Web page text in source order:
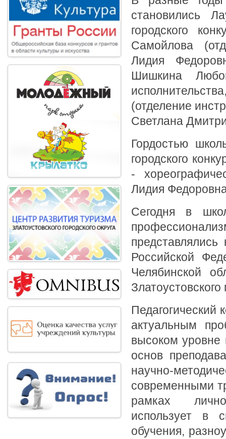
становились
городского
Самойлова
Лидия
Шишкина
(отделение
Светлана
Гордостью
городского
-
Лидия
Сегодня в
Российской
Челябинской
Златоустовского
Педагогический
актуальным
высоком уровне
основ
научно-
современными
рамках
использует в
обучения,